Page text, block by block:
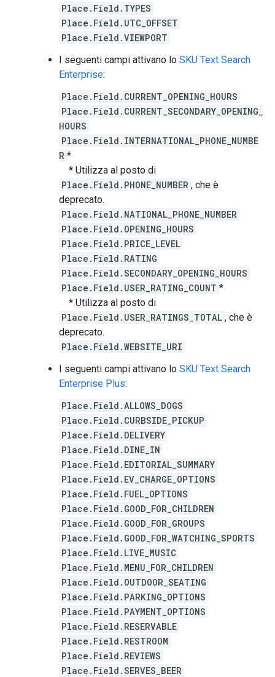
Place.Field.TYPES
Place.Field.UTC_OFFSET
Place.Field.VIEWPORT
I seguenti campi attivano lo SKU Text Search
Enterprise:
Place.Field.CURRENT_OPENING_HOURS
Place.Field.CURRENT_SECONDARY_OPENING_
HOURS
Place.Field.INTERNATIONAL_PHONE_NUMBE
R *
* Utilizza al posto di
Place.Field.PHONE_NUMBER , che è
deprecato.
Place.Field.NATIONAL_PHONE_NUMBER
Place.Field.OPENING_HOURS
Place.Field.PRICE_LEVEL
Place.Field.RATING
Place.Field.SECONDARY_OPENING_HOURS
Place.Field.USER_RATING_COUNT *
* Utilizza al posto di
Place.Field.USER_RATINGS_TOTAL , che è
deprecato.
Place.Field.WEBSITE_URI
I seguenti campi attivano lo SKU Text Search
Enterprise Plus:
Place.Field.ALLOWS_DOGS
Place.Field.CURBSIDE_PICKUP
Place.Field.DELIVERY
Place.Field.DINE_IN
Place.Field.EDITORIAL_SUMMARY
Place.Field.EV_CHARGE_OPTIONS
Place.Field.FUEL_OPTIONS
Place.Field.GOOD_FOR_CHILDREN
Place.Field.GOOD_FOR_GROUPS
Place.Field.GOOD_FOR_WATCHING_SPORTS
Place.Field.LIVE_MUSIC
Place.Field.MENU_FOR_CHILDREN
Place.Field.OUTDOOR_SEATING
Place.Field.PARKING_OPTIONS
Place.Field.PAYMENT_OPTIONS
Place.Field.RESERVABLE
Place.Field.RESTROOM
Place.Field.REVIEWS
Place.Field.SERVES_BEER